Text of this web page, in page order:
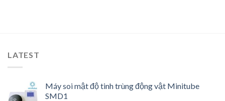
LATEST
Máy soi mật độ tinh trùng động vật Minitube
SMD1